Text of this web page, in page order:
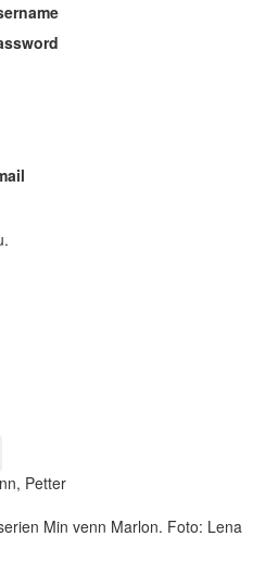
Petter
Min venn Marlon. Foto: Lena